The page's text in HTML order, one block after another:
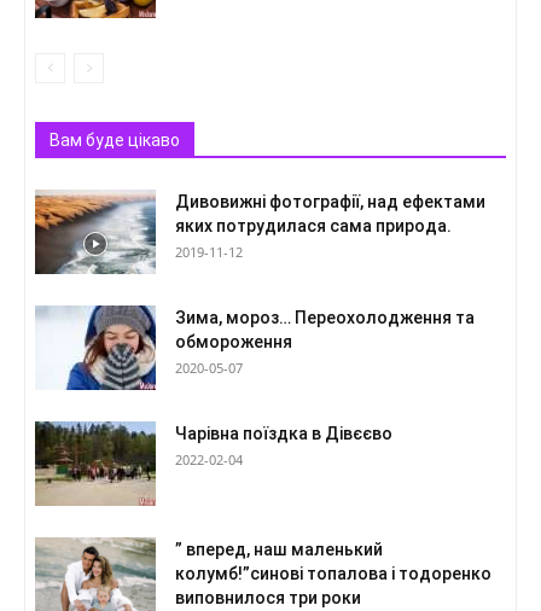
Вам буде цікаво
Дивовижні фотографії, над ефектами
яких потрудилася сама природа.
2019-11-12
Зима, мороз… Переохолодження та
обмороження
2020-05-07
Чарівна поїздка в Дівєєво
2022-02-04
” вперед, наш маленький
колумб!”синові топалова і тодоренко
виповнилося три роки